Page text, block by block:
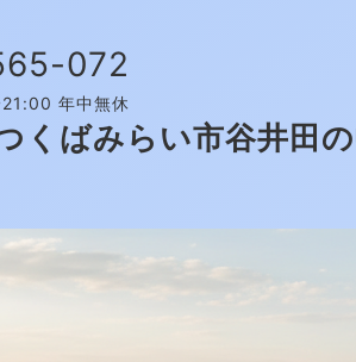
072
年中無休
くばみらい市谷井田